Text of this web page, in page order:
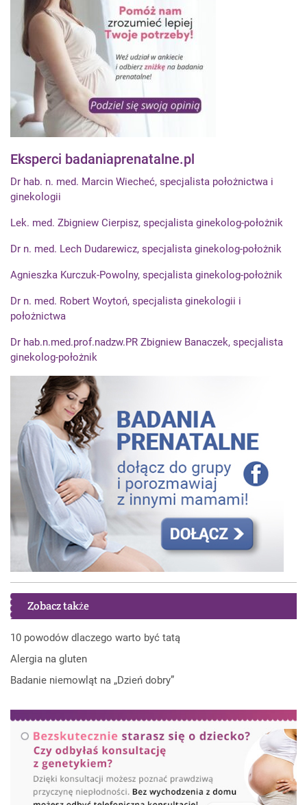
Eksperci badaniaprenatalne.pl
Dr hab. n. med. Marcin Wiecheć, specjalista położnictwa i
ginekologii
Lek. med. Zbigniew Cierpisz, specjalista ginekolog-położnik
Dr n. med. Lech Dudarewicz, specjalista ginekolog-położnik
Agnieszka Kurczuk-Powolny, specjalista ginekolog-położnik
Dr n. med. Robert Woytoń, specjalista ginekologii i
położnictwa
Dr hab.n.med.prof.nadzw.PR Zbigniew Banaczek, specjalista
ginekolog-położnik
Zobacz także
10 powodów dlaczego warto być tatą
Alergia na gluten
Badanie niemowląt na „Dzień dobry”